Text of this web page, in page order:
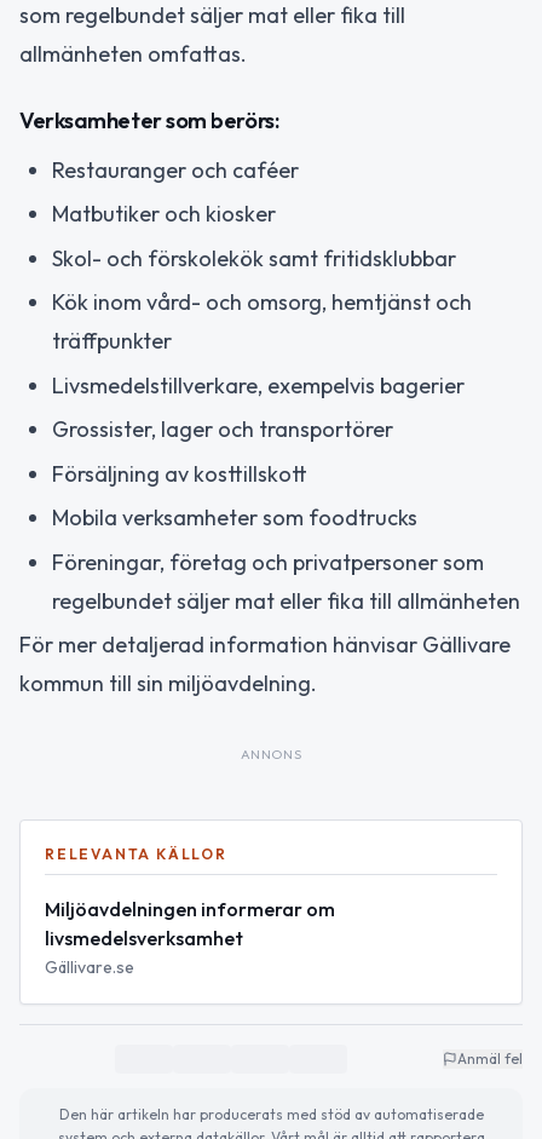
som regelbundet säljer mat eller fika till
allmänheten omfattas.
Verksamheter som berörs:
Restauranger och caféer
Matbutiker och kiosker
Skol- och förskolekök samt fritidsklubbar
Kök inom vård- och omsorg, hemtjänst och
träffpunkter
Livsmedelstillverkare, exempelvis bagerier
Grossister, lager och transportörer
Försäljning av kosttillskott
Mobila verksamheter som foodtrucks
Föreningar, företag och privatpersoner som
regelbundet säljer mat eller fika till allmänheten
För mer detaljerad information hänvisar Gällivare
kommun till sin miljöavdelning.
ANNONS
RELEVANTA KÄLLOR
Miljöavdelningen informerar om
livsmedelsverksamhet
Gällivare.se
Anmäl fel
Den här artikeln har producerats med stöd av automatiserade